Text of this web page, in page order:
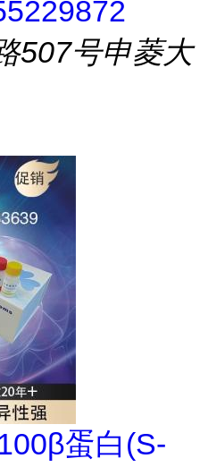
507号申菱大
蛋白(S-